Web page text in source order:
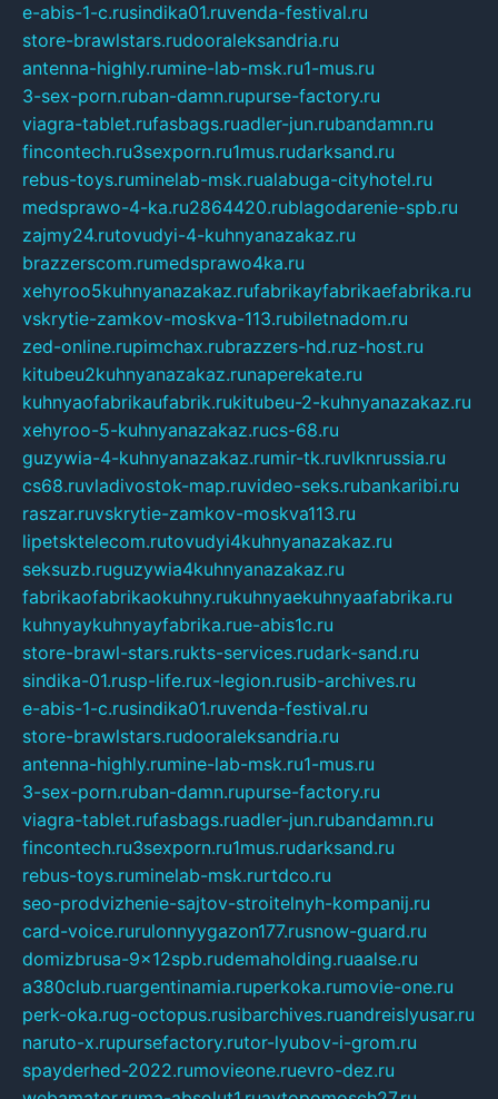
e-abis-1-c.rusindika01.ruvenda-festival.ru
store-brawlstars.rudooraleksandria.ru
antenna-highly.rumine-lab-msk.ru1-mus.ru
3-sex-porn.ruban-damn.rupurse-factory.ru
viagra-tablet.rufasbags.ruadler-jun.rubandamn.ru
fincontech.ru3sexporn.ru1mus.rudarksand.ru
rebus-toys.ruminelab-msk.rualabuga-cityhotel.ru
medsprawo-4-ka.ru2864420.rublagodarenie-spb.ru
zajmy24.rutovudyi-4-kuhnyanazakaz.ru
brazzerscom.rumedsprawo4ka.ru
xehyroo5kuhnyanazakaz.rufabrikayfabrikaefabrika.ru
vskrytie-zamkov-moskva-113.rubiletnadom.ru
zed-online.rupimchax.rubrazzers-hd.ruz-host.ru
kitubeu2kuhnyanazakaz.runaperekate.ru
kuhnyaofabrikaufabrik.rukitubeu-2-kuhnyanazakaz.ru
xehyroo-5-kuhnyanazakaz.rucs-68.ru
guzywia-4-kuhnyanazakaz.rumir-tk.ruvlknrussia.ru
cs68.ruvladivostok-map.ruvideo-seks.rubankaribi.ru
raszar.ruvskrytie-zamkov-moskva113.ru
lipetsktelecom.rutovudyi4kuhnyanazakaz.ru
seksuzb.ruguzywia4kuhnyanazakaz.ru
fabrikaofabrikaokuhny.rukuhnyaekuhnyaafabrika.ru
kuhnyaykuhnyayfabrika.rue-abis1c.ru
store-brawl-stars.rukts-services.rudark-sand.ru
sindika-01.rusp-life.rux-legion.rusib-archives.ru
e-abis-1-c.rusindika01.ruvenda-festival.ru
store-brawlstars.rudooraleksandria.ru
antenna-highly.rumine-lab-msk.ru1-mus.ru
3-sex-porn.ruban-damn.rupurse-factory.ru
viagra-tablet.rufasbags.ruadler-jun.rubandamn.ru
fincontech.ru3sexporn.ru1mus.rudarksand.ru
rebus-toys.ruminelab-msk.rurtdco.ru
seo-prodvizhenie-sajtov-stroitelnyh-kompanij.ru
card-voice.rurulonnyygazon177.rusnow-guard.ru
domizbrusa-9x12spb.rudemaholding.ruaalse.ru
a380club.ruargentinamia.ruperkoka.rumovie-one.ru
perk-oka.rug-octopus.rusibarchives.ruandreislyusar.ru
naruto-x.rupursefactory.rutor-lyubov-i-grom.ru
spayderhed-2022.rumovieone.ruevro-dez.ru